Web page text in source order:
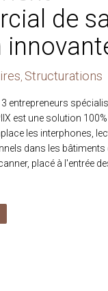
de
, Structurations
entrepreneurs
est une solution
les interphones,
dans les
placé à l'entrée